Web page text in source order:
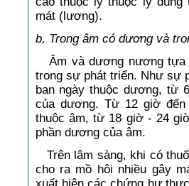
mát (lượng).
b, Trong âm có dương và
Âm và dương nương tựa
trong sự phát triển. Như sự
ban ngày thuộc dương, từ
của dương. Từ 12 giờ
thuộc âm, từ 18 giờ - 24
phần dương của âm.
Trên lâm sàng, khi có
cho ra mồ hôi nhiều gây